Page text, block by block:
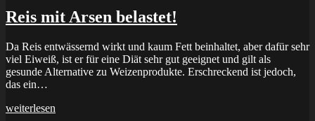
Reis mit Arsen belastet!
Da Reis entwässernd wirkt und kaum Fett beinhaltet, aber dafür sehr
viel Eiweiß, ist er für eine Diät sehr gut geeignet und gilt als
gesunde Alternative zu Weizenprodukte. Erschreckend ist jedoch,
das ein…
weiterlesen